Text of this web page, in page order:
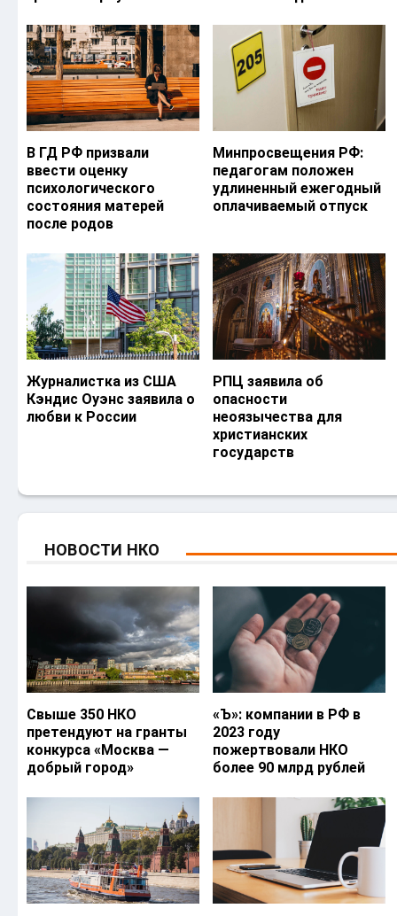
В ГД РФ призвали
ввести оценку
психологического
состояния матерей
после родов
Минпросвещения РФ:
педагогам положен
удлиненный ежегодный
оплачиваемый отпуск
Журналистка из США
Кэндис Оуэнс заявила о
любви к России
РПЦ заявила об
опасности
неоязычества для
христианских
государств
НОВОСТИ НКО
Свыше 350 НКО
претендуют на гранты
конкурса «Москва —
добрый город»
«Ъ‎»: компании в РФ в
2023 году
пожертвовали НКО
более 90 млрд рублей